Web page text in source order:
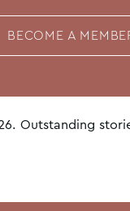
BECOME A
Outstanding